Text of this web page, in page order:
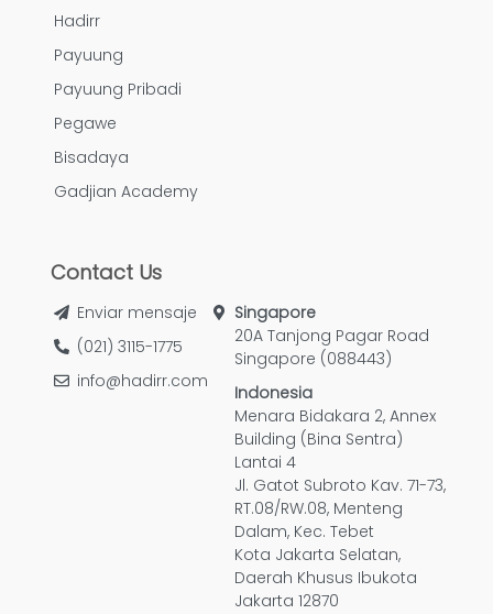
Hadirr
Payuung
Payuung Pribadi
Pegawe
Bisadaya
Gadjian Academy
Contact Us
Enviar mensaje
(021) 3115-1775
info@hadirr.com
Singapore
20A Tanjong Pagar Road
Singapore (088443)
Indonesia
Menara Bidakara 2, Annex
Building (Bina Sentra)
Lantai 4
Jl. Gatot Subroto Kav. 71-73,
RT.08/RW.08, Menteng
Dalam, Kec. Tebet
Kota Jakarta Selatan,
Daerah Khusus Ibukota
Jakarta 12870